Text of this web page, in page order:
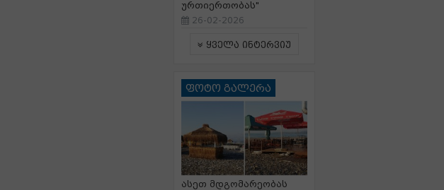
ურთიერთობას"
26-02-2026
ყველა ინტერვიუ
ფოტო გალერა
ასეთ მდგომარეობას